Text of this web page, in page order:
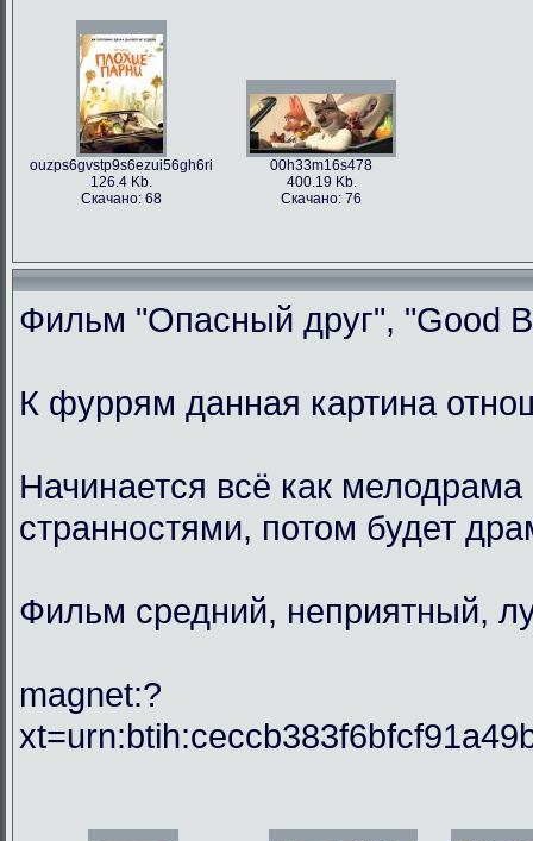
ouzps6gvstp9s6ezui56gh6ri
126.4 Kb.
Скачано: 68
00h33m16s478
400.19 Kb.
Скачано: 76
Фильм "Опасный друг", "Good
К фуррям данная картина
Начинается всё как
странностями, потом будет
Фильм средний, неприятный,
magnet:?